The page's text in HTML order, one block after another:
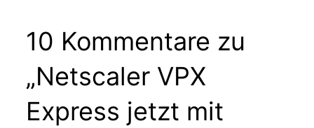
10 Kommentare zu
„Netscaler VPX
Express jetzt mit